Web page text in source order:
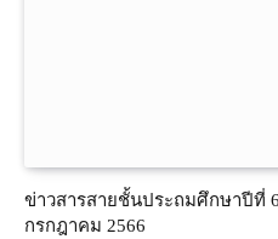
ข่าวสารสายชั้นประถมศึกษาปีที่
กรกฎาคม 2566